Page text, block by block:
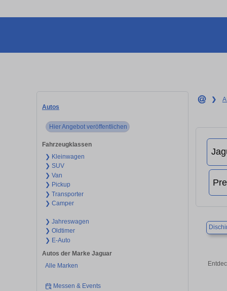
Autos
Hier Angebot veröffentlichen
Fahrzeugklassen
❯ Kleinwagen
❯ SUV
❯ Van
❯ Pickup
❯ Transporter
❯ Camper
❯ Jahreswagen
❯ Oldtimer
❯ E-Auto
Autos der Marke Jaguar
Alle Marken
Messen & Events
❯